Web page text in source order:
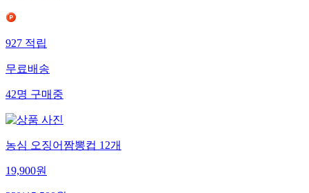
927 적립
무료배송
42명 구매중
농심 오징어짬뽕컵 12개
19,900원